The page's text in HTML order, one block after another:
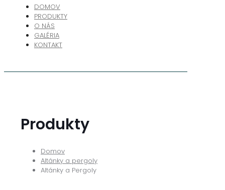
DOMOV
PRODUKTY
O NÁS
GALÉRIA
KONTAKT
Produkty
Domov
Altánky a pergoly
Altánky a Pergoly